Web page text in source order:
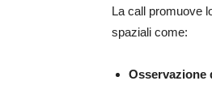
La call promuove
spaziali come:
Osservazione